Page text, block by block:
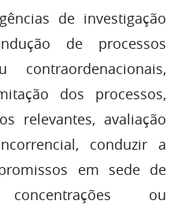
de investigação
de processos
contraordenacionais,
dos processos,
relevantes, avaliação
conduzir a
em sede de
ou